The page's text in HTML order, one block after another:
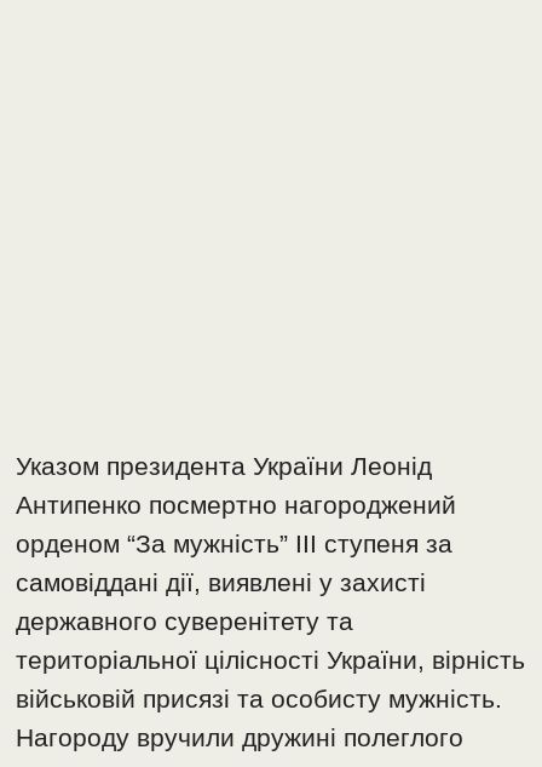
Указом президента України Леонід
Антипенко посмертно нагороджений
орденом “За мужність” ІІІ ступеня за
самовіддані дії, виявлені у захисті
державного суверенітету та
територіальної цілісності України, вірність
військовій присязі та особисту мужність.
Нагороду вручили дружині полеглого